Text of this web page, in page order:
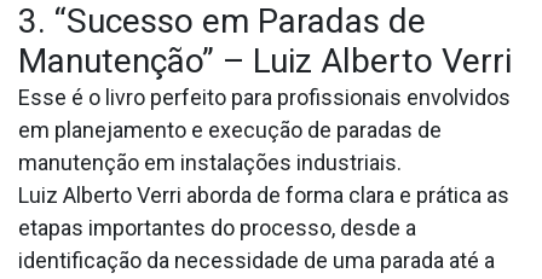
3. “Sucesso em Paradas de
Manutenção” – Luiz Alberto Verri
Esse é o livro perfeito para profissionais envolvidos
em planejamento e execução de paradas de
manutenção em instalações industriais.
Luiz Alberto Verri aborda de forma clara e prática as
etapas importantes do processo, desde a
identificação da necessidade de uma parada até a